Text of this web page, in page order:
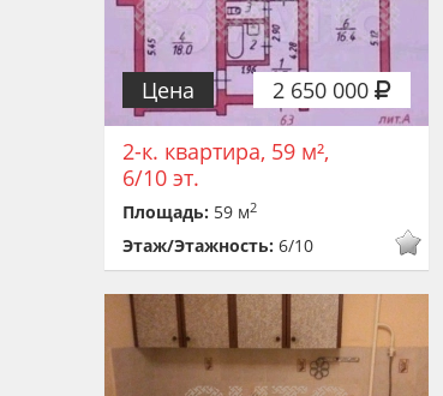
2 650 000
Цена
2-к. квартира, 59 м²,
6/10 эт.
Площадь: 59 м2
Этаж/Этажность: 6/10